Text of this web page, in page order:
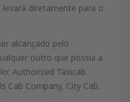
diretamente para o
alcançado pelo
outro que possui a
Authorized Taxicab
Cab Company, City Cab.